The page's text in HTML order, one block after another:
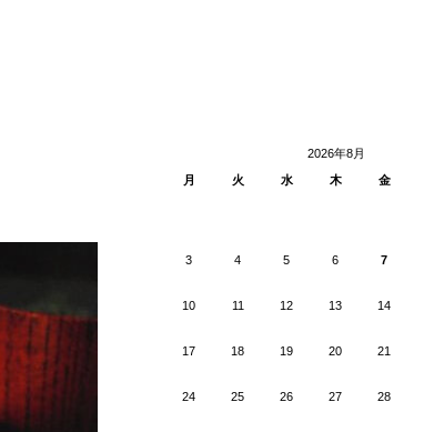
2026年8月
月
火 水 木 金
3 4 5 6 7
10 11 12 13 14
17 18 19 20 21
24 25 26 27 28